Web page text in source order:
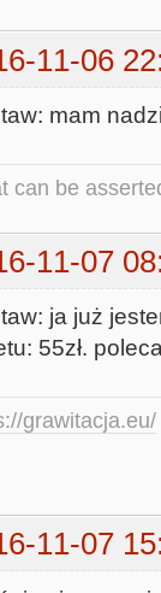
11-06
mam
can be
11-07
ja już
55zł.
grawitacja.eu/
11-07